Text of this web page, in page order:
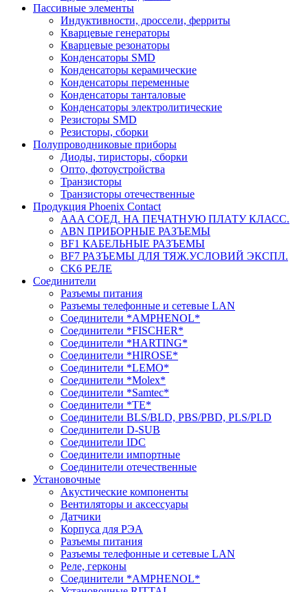
Пассивные элементы
Индуктивности, дроссели, ферриты
Кварцевые генераторы
Кварцевые резонаторы
Конденсаторы SMD
Конденсаторы керамические
Конденсаторы переменные
Конденсаторы танталовые
Конденсаторы электролитические
Резисторы SMD
Резисторы, сборки
Полупроводниковые приборы
Диоды, тиристоры, сборки
Опто, фотоустройства
Транзисторы
Транзисторы отечественные
Продукция Phoenix Contact
AAA СОЕД. НА ПЕЧАТНУЮ ПЛАТУ КЛАСС.
ABN ПРИБОРНЫЕ РАЗЪЕМЫ
BF1 КАБЕЛЬНЫЕ РАЗЪЕМЫ
BF7 РАЗЪЕМЫ ДЛЯ ТЯЖ.УСЛОВИЙ ЭКСПЛ.
CK6 РЕЛЕ
Соединители
Разъемы питания
Разъемы телефонные и сетевые LAN
Соединители *AMPHENOL*
Соединители *FISCHER*
Соединители *HARTING*
Соединители *HIROSE*
Соединители *LEMO*
Соединители *Molex*
Соединители *Samtec*
Соединители *TE*
Соединители BLS/BLD, PBS/PBD, PLS/PLD
Соединители D-SUB
Соединители IDC
Соединители импортные
Соединители отечественные
Установочные
Акустические компоненты
Вентиляторы и аксессуары
Датчики
Корпуса для РЭА
Разъемы питания
Разъемы телефонные и сетевые LAN
Реле, герконы
Соединители *AMPHENOL*